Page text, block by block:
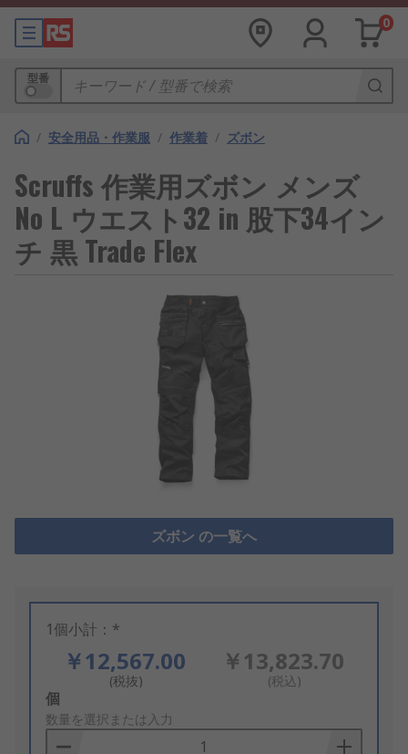
0
型番
/ 安全用品・作業服 / 作業着 / ズボン
Scruffs 作業用ズボン メンズ
No L ウエスト32 in 股下34イン
チ 黒 Trade Flex
ズボン の一覧へ
1個小計：*
￥12,567.00
(税抜)
￥13,823.70
(税込)
Add
to
Basket
個
数量を選択または入力